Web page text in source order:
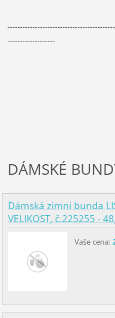
-------------------
VÍTĚZ
DÁMSKÉ
Dámská zimní bunda
VELIKOST, č.225255 -
Vaše cena: